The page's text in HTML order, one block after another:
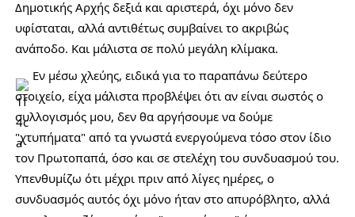
Δημοτικής Αρχής δεξιά και αριστερά, όχι μόνο δεν
υφίσταται, αλλά αντιθέτως συμβαίνει το ακριβώς
ανάποδο. Και μάλιστα σε πολύ μεγάλη κλίμακα.
Εν μέσω χλεύης, ειδικά για το παραπάνω δεύτερο
στοιχείο, είχα μάλιστα προβλέψει ότι αν είναι σωστός ο
συλλογισμός μου, δεν θα αργήσουμε να δούμε
"χτυπήματα" από τα γνωστά ενεργούμενα τόσο στον ίδιο
τον Πρωτοπαπά, όσο και σε στελέχη του συνδυασμού του.
Υπενθυμίζω ότι μέχρι πριν από λίγες ημέρες, ο
συνδυασμός αυτός όχι μόνο ήταν στο απυρόβλητο, αλλά